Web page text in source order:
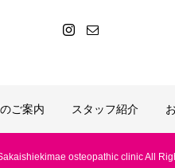
ご案内 スタッフ紹介
osteopathic clinic All